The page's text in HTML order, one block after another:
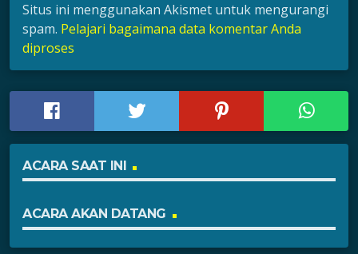
Situs ini menggunakan Akismet untuk mengurangi
spam. Pelajari bagaimana data komentar Anda
diproses
ACARA SAAT INI
ACARA AKAN DATANG